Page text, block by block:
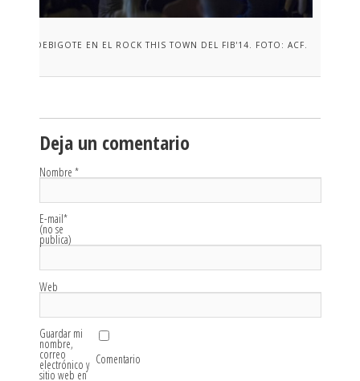
DEBIGOTE EN EL ROCK THIS TOWN DEL FIB'14. FOTO: ACF.
Deja un comentario
Nombre *
E-mail*
(no se
publica)
Web
Guardar mi
nombre,
correo
electrónico y
sitio web en
Comentario